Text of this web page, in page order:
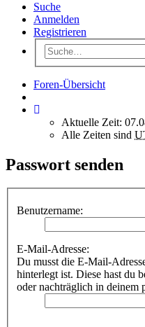
Suche
Anmelden
Registrieren
Foren-Übersicht
Aktuelle Zeit:
Alle Zeiten sind
Passwort senden
Benutzername:
E-Mail-Adresse:
Du musst die E-Mail-
hinterlegt ist. Diese hast du
oder nachträglich in deinem